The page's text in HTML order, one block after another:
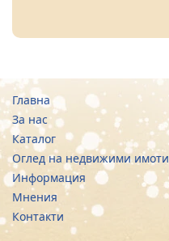
Главна
За нас
Каталог
Оглед на недвижими имоти
Информация
Мнения
Контакти